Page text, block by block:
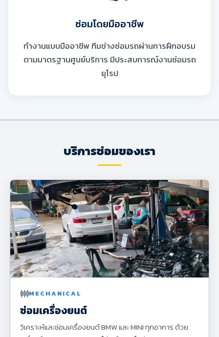
ซ่อมโดยมืออาชีพ
ทำงานแบบมืออาชีพ ทีมช่างซ่อมรถผ่านการฝึกอบรม
ตามมาตรฐานศูนย์บริการ มีประสบการณ์งานซ่อมรถ
ยุโรป
บริการซ่อมของเรา
settings_input_componentMECHANICAL
ซ่อมเครื่องยนต์
วิเคราะห์และซ่อมเครื่องยนต์ BMW และ MINI ทุกอาการ ด้วย